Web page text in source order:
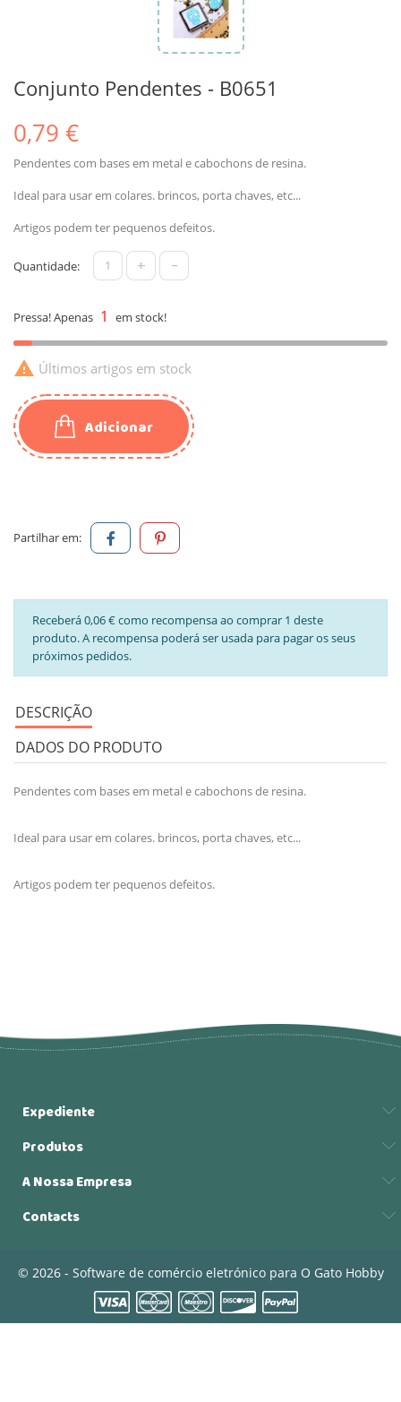
Conjunto Pendentes - B0651
0,79 €
Pendentes com bases em metal e cabochons de resina.
Ideal para usar em colares. brincos, porta chaves, etc...
Artigos podem ter pequenos defeitos.
Quantidade: + -
Pressa! Apenas 1 em stock!
 Últimos artigos em stock
Adicionar
Partilhar em:
Receberá 0,06 € como recompensa ao comprar 1 deste
produto. A recompensa poderá ser usada para pagar os seus
próximos pedidos.
DESCRIÇÃO
DADOS DO PRODUTO
Pendentes com bases em metal e cabochons de resina.
Ideal para usar em colares. brincos, porta chaves, etc...
Artigos podem ter pequenos defeitos.
Expediente
Produtos
A Nossa Empresa
Contacts
© 2026 - Software de comércio eletrónico para O Gato Hobby